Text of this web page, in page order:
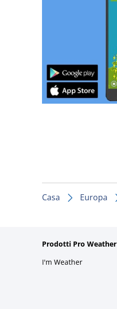
Casa Europa
Prodotti Pro Weather
I'm Weather